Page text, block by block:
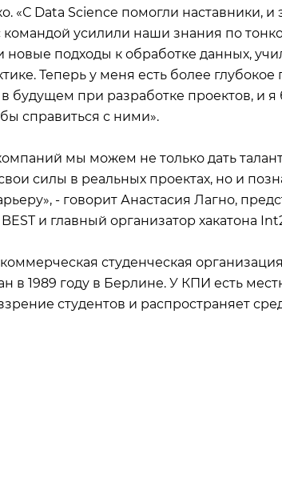
«С Data Science помогли наставники, и
усилили наши знания по
новые подходы к обработке данных,
Теперь у меня есть более
будущем при разработке проектов, и я
справиться с ними».
мы можем не только дать
силы в реальных проектах, но и
- говорит Анастасия Лагно,
и главный организатор хакатона
студенческая
в 1989 году в Берлине. У КПИ есть
студентов и распространяет